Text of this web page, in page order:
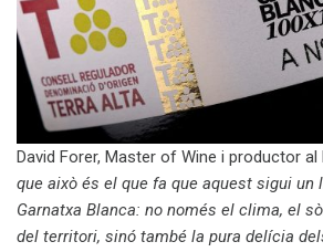
David Forer, Master of Wine i productor al
que això és el que fa que aquest sigui un
Garnatxa Blanca: no només el clima, el
del territori, sinó també la pura delícia